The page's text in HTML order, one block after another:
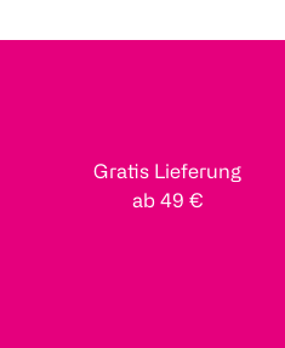
Gratis Lieferung
ab 49 €